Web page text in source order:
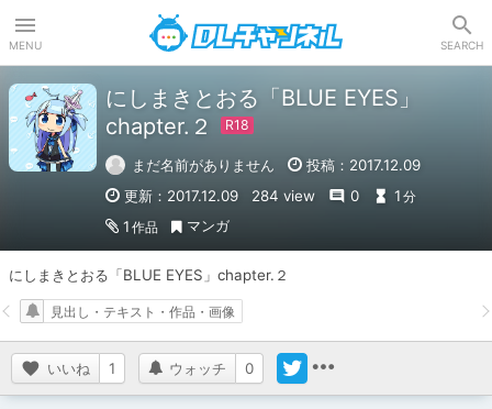
MENU SEARCH
にしまきとおる「BLUE EYES」
chapter.２
まだ名前がありません
投稿：2017.12.09
更新：2017.12.09
284 view 0 1 分
1 作品 マンガ
にしまきとおる「BLUE EYES」chapter.２
いいね 1 ウォッチ 0
見出し・テキスト・作品・画像